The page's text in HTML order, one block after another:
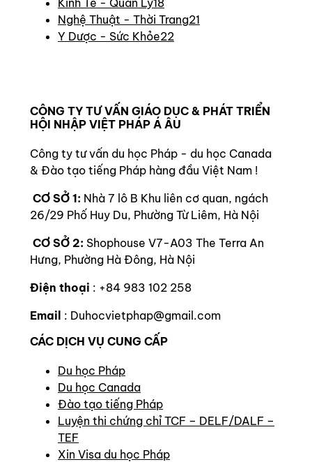
Kinh Tế - Quản Lý18
Nghệ Thuật - Thời Trang21
Y Dược - Sức Khỏe22
CÔNG TY TƯ VẤN GIÁO DỤC & PHÁT TRIỂN
HỘI NHẬP VIỆT PHÁP Á ÂU
Công ty tư vấn du học Pháp - du học Canada
& Đào tạo tiếng Pháp hàng đầu Việt Nam !
CƠ SỞ 1: Nhà 7 lô B Khu liên cơ quan, ngách
26/29 Phố Huy Du, Phường Từ Liêm, Hà Nội
CƠ SỞ 2: Shophouse V7-A03 The Terra An
Hưng, Phường Hà Đông, Hà Nội
Điện thoại : +84 983 102 258
Email : Duhocvietphap@gmail.com
CÁC DỊCH VỤ CUNG CẤP
Du học Pháp
Du học Canada
Đào tạo tiếng Pháp
Luyện thi chứng chỉ TCF – DELF/DALF –
TEF
Xin Visa du học Pháp